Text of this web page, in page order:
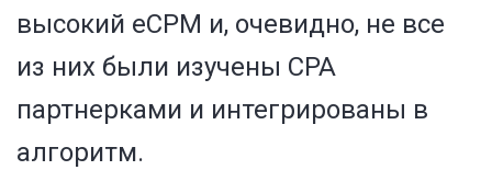
высокий eCPM и, очевидно, не все
из них были изучены CPA
партнерками и интегрированы в
алгоритм.